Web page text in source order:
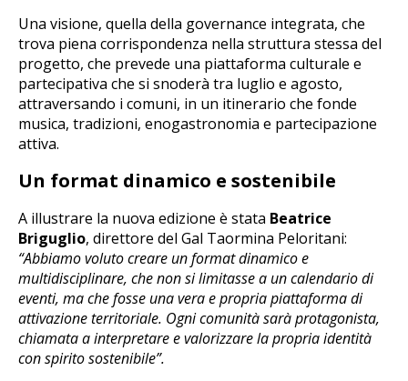
Una visione, quella della governance integrata, che
trova piena corrispondenza nella struttura stessa del
progetto, che prevede una piattaforma culturale e
partecipativa che si snoderà tra luglio e agosto,
attraversando i comuni, in un itinerario che fonde
musica, tradizioni, enogastronomia e partecipazione
attiva.
Un format dinamico e sostenibile
A illustrare la nuova edizione è stata Beatrice
Briguglio, direttore del Gal Taormina Peloritani:
“Abbiamo voluto creare un format dinamico e
multidisciplinare, che non si limitasse a un calendario di
eventi, ma che fosse una vera e propria piattaforma di
attivazione territoriale. Ogni comunità sarà protagonista,
chiamata a interpretare e valorizzare la propria identità
con spirito sostenibile”.